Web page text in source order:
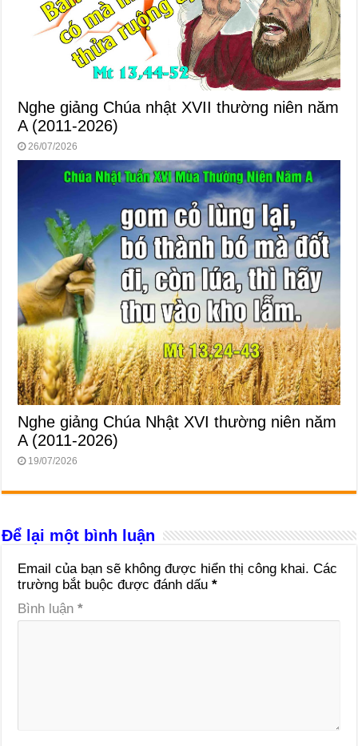
Nghe giảng Chúa nhật XVII thường niên năm
A (2011-2026)
26/07/2026
Nghe giảng Chúa Nhật XVI thường niên năm
A (2011-2026)
19/07/2026
Để lại một bình luận
Email của bạn sẽ không được hiển thị công khai. Các
trường bắt buộc được đánh dấu*
Bình luận*